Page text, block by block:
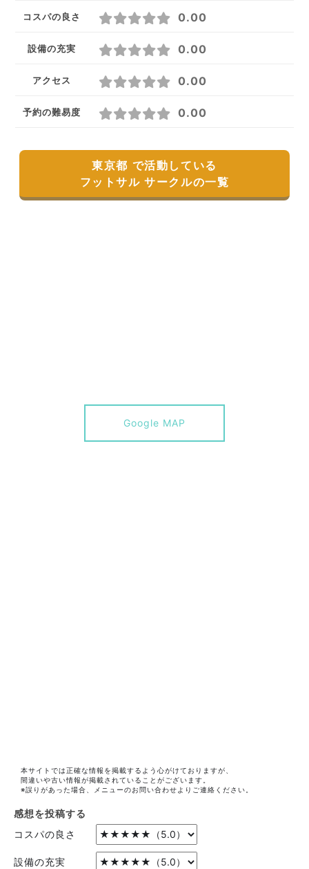
コスパの良さ 0.00
設備の充実 0.00
アクセス 0.00
予約の難易度 0.00
東京都 で活動している
フットサル サークルの一覧
Google MAP
本サイトでは正確な情報を掲載するよう心がけておりますが、
間違いや古い情報が掲載されていることがございます。
※誤りがあった場合、メニューのお問い合わせよりご連絡ください。
感想を投稿する
コスパの良さ
設備の充実